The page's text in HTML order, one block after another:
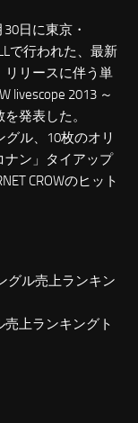
日に東京・
で行われた、最新
リリースに伴う単
livescope 2013 ～
発表した。
グル、10枚のオリ
ナン」タイアップ
CROWのヒット
グル売上ランキン
売上ランキングト